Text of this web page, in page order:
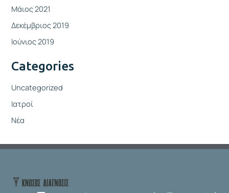
Μάιος 2021
Δεκέμβριος 2019
Ιούνιος 2019
Categories
Uncategorized
Ιατροί
Νέα